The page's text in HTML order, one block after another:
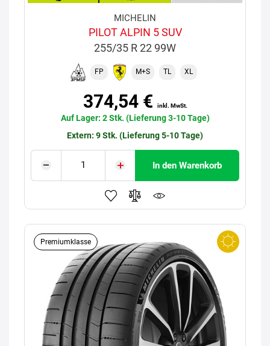
MICHELIN
PILOT ALPIN 5 SUV
255/35 R 22 99W
FP M+S TL XL
374,54 € inkl. MwSt.
Auf Lager: 2 Stk. (Lieferung 3-10 Tage)
Extern: 9 Stk. (Lieferung 5-10 Tage)
In den Warenkorb
Premiumklasse